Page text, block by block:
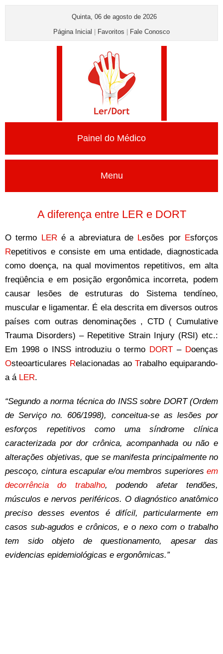
Quinta, 06 de agosto de 2026
Página Inicial
Favoritos Fale Conosco
Painel do Médico
Menu
A diferença entre LER e DORT
O termo LERé a abreviatura de Lesões por Esforços
Repetitivos e consiste em uma entidade, diagnosticada
como doença, na qual movimentos repetitivos, em alta
freqüência e em posição ergonômica incorreta, podem
causar lesões de estruturas do Sistema tendíneo,
muscular e ligamentar. É ela descrita em diversos outros
países com outras denominações , CTD ( Cumulative
Trauma Disorders) – Repetitive Strain Injury (RSI) etc.:
Em 1998 o INSS introduziu o termo DORT – Doenças
Osteoarticulares Relacionadas ao Trabalho equiparando-
a á LER.
“Segundo a norma técnica do INSS sobre DORT (Ordem
de Serviço no. 606/1998), conceitua-se as lesões por
esforços repetitivos como uma síndrome clínica
caracterizada por dor crônica, acompanhada ou não e
alterações objetivas, que se manifesta principalmente no
pescoço, cintura escapular e/ou membros superiores em
decorrência do trabalho, podendo afetar tendões,
músculos e nervos periféricos. O diagnóstico anatômico
preciso desses eventos é difícil, particularmente em
casos sub-agudos e crônicos, e o nexo com o trabalho
tem sido objeto de questionamento, apesar das
evidencias epidemiológicas e ergonômicas.”